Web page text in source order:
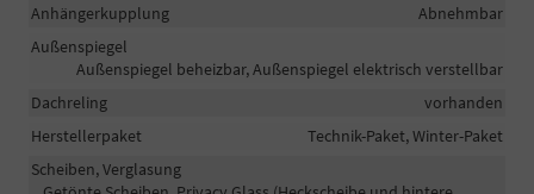
Anhängerkupplung
Abnehmbar
Außenspiegel
Außenspiegel beheizbar, Außenspiegel elektrisch verstellbar
Dachreling
vorhanden
Herstellerpaket
Technik-Paket, Winter-Paket
Scheiben, Verglasung